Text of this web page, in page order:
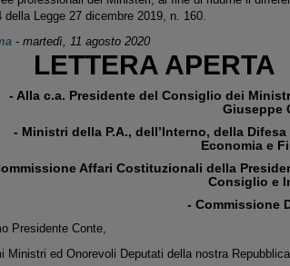
Legge 27 dicembre 2019, n. 160.
- martedì, 11 agosto 2020
LETTERA APERTA
- Alla c.a. Presidente del Consiglio dei
Giuseppe
- Ministri della P.A., dell’Interno, della Difesa
Economia e
Affari Costituzionalidella
Consiglio e
- Commissione
Presidente Conte,
Ministri ed Onorevoli Deputati della nostra Repubblica